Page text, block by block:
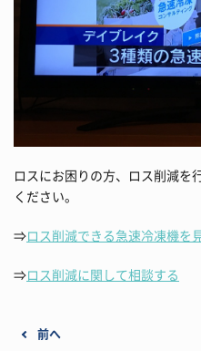
ロスにお困りの方、ロス削減を
ください。
⇒ロス削減できる急速冷凍機を
⇒ロス削減に関して相談する
前へ